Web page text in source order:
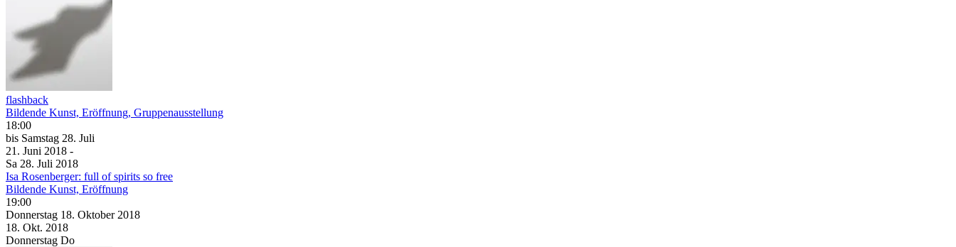
flashback
Bildende Kunst, Eröffnung, Gruppenausstellung
18:00
bis Samstag 28. Juli
21. Juni 2018 -
Sa 28. Juli 2018
Isa Rosen­berger: full of spirits so free
Bildende Kunst, Eröffnung
19:00
Donnerstag 18. Oktober 2018
18. Okt. 2018
Donnerstag Do